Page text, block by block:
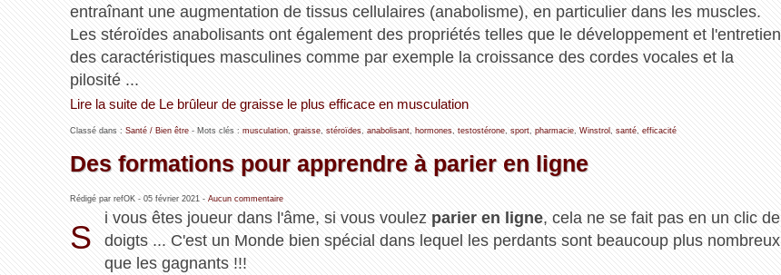
entraînant une augmentation de tissus cellulaires (anabolisme), en particulier dans les muscles.
Les stéroïdes anabolisants ont également des propriétés telles que le développement et l'entretien
des caractéristiques masculines comme par exemple la croissance des cordes vocales et la
pilosité ...
Lire la suite de Le brûleur de graisse le plus efficace en musculation
Classé dans : Santé / Bien être- Mots clés : musculation, graisse, stéroïdes, anabolisant, hormones, testostérone, sport, pharmacie, Winstrol , santé, efficacité
Des formations pour apprendre à parier en ligne
Rédigé par refOK - 05 février 2021- Aucun commentaire
S
i vous êtes joueur dans l'âme, si vous voulez parier en ligne, cela ne se fait pas en un clic de
doigts ... C'est un Monde bien spécial dans lequel les perdants sont beaucoup plus nombreux
que les gagnants !!!